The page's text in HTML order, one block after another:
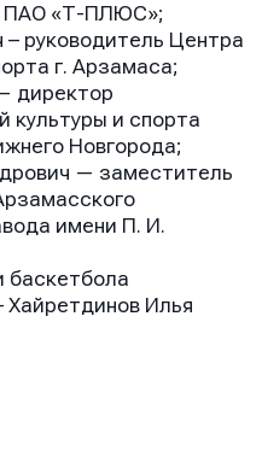
ПАО «Т-ПЛЮС»;
– руководитель Центра
г. Арзамаса;
директор
культуры и спорта
Новгорода;
— заместитель
имени П. И.
баскетбола
Илья